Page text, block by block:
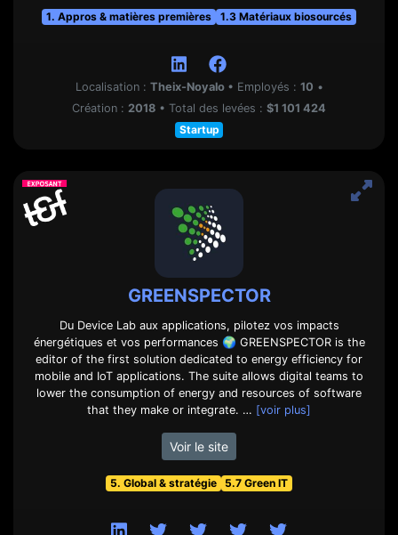
1. Appros & matières premières 1.3 Matériaux biosourcés
Localisation : Theix-Noyalo • Employés : 10 •
Création : 2018 • Total des levées : $1 101 424
Startup
GREENSPECTOR
Du Device Lab aux applications, pilotez vos impacts
énergétiques et vos performances 🌍 GREENSPECTOR is the
editor of the first solution dedicated to energy efficiency for
mobile and IoT applications. The suite allows digital teams to
lower the consumption of energy and resources of software
that they make or integrate. … [voir plus]
Voir le site
5. Global & stratégie 5.7 Green IT